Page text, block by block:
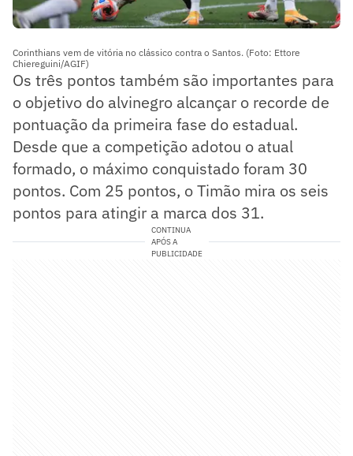
Corinthians vem de vitória no clássico contra o Santos. (Foto: Ettore
Chiereguini/AGIF)
Os três pontos também são importantes para
o objetivo do alvinegro alcançar o recorde de
pontuação da primeira fase do estadual.
Desde que a competição adotou o atual
formado, o máximo conquistado foram 30
pontos. Com 25 pontos, o Timão mira os seis
pontos para atingir a marca dos 31.
CONTINUA
APÓS A
PUBLICIDADE